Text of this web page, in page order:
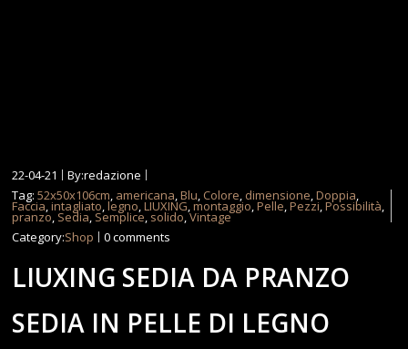
22-04-21
By:redazione
Tag:52x50x106cm, americana,Blu, Colore, dimensione,Doppia,
Faccia,intagliato,legno,LIUXING,montaggio,Pelle,Pezzi,Possibilità,
pranzo, Sedia, Semplice, solido,Vintage
Category:Shop 0 comments
LIUXING SEDIA DA PRANZO
SEDIA IN PELLE DI LEGNO